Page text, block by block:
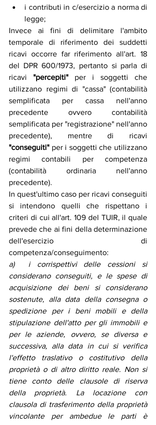
i contributi in c/esercizio a norma di
legge;
Invece ai fini di delimitare l'ambito
temporale di riferimento dei suddetti
ricavi occorre far riferimento all'art. 18
del DPR 600/1973, pertanto si parla di
ricavi "percepiti" per i soggetti che
utilizzano regimi di "cassa" (contabilità
semplificata per cassa nell'anno
precedente ovvero contabilità
semplificata per "registrazione" nell'anno
"conseguiti" per i soggetti che utilizzano
regimi contabili per competenza
(contabilità ordinaria nell'anno
precedente).
In quest'ultimo caso per ricavi conseguiti
si intendono quelli che rispettano i
criteri di cui all'art. 109 del TUIR, il quale
prevede che ai fini della determinazione
dell'esercizio di
competenza/conseguimento:
a)  i corrispettivi delle cessioni si
considerano conseguiti, e le spese di
acquisizione dei beni si considerano
sostenute, alla data della consegna o
spedizione per i beni mobili e della
stipulazione dell'atto per gli immobili e
per le aziende, ovvero, se diversa e
successiva, alla data in cui si verifica
l'effetto traslativo o costitutivo della
proprietà o di altro diritto reale. Non si
tiene conto delle clausole di riserva
della proprietà. La locazione con
clausola di trasferimento della proprietà
vincolante per ambedue le parti è